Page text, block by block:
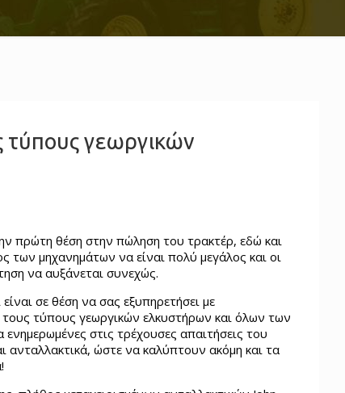
τύπους γεωργικών
πρώτη θέση στην πώληση του τρακτέρ, εδώ και
των μηχανημάτων να είναι πολύ μεγάλος και οι
να αυξάνεται συνεχώς.
σε θέση να σας εξυπηρετήσει με
τύπους γεωργικών ελκυστήρων και όλων των
στις τρέχουσες απαιτήσεις του
ώστε να καλύπτουν ακόμη και τα